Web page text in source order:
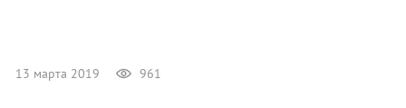
13 марта 2019 961